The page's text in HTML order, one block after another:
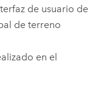
de usuario de
de terreno
en el